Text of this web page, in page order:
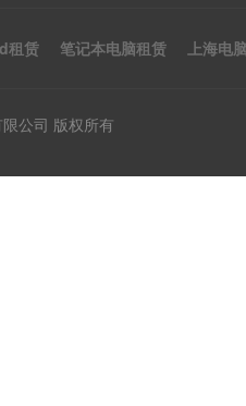
租赁 笔记本电脑租赁 上海电
公司 版权所有